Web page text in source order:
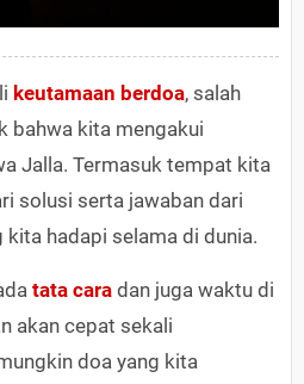
keutamaan berdoa, salah
bahwa kita mengakui
Jalla. Termasuk tempat kita
solusi serta jawaban dari
kita hadapi selama di dunia.
tata cara dan juga waktu di
akan cepat sekali
doa yang kita